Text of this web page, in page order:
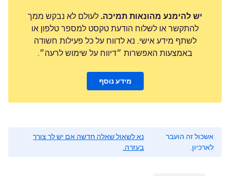
יש להימנע מהונאות תמיכה. לעולם לא נבקש ממך
להתקשר או לשלוח הודעת טקסט למספר טלפון או
לשתף מידע אישי. נא לדווח על כל פעילות חשודה
באמצעות האפשרות ״דיווח על שימוש לרעה״.
מידע נוסף
אשכול זה הועבר
לארכיון.
נא לשאול שאלה חדשה אם יש לך צורך
בעזרה.